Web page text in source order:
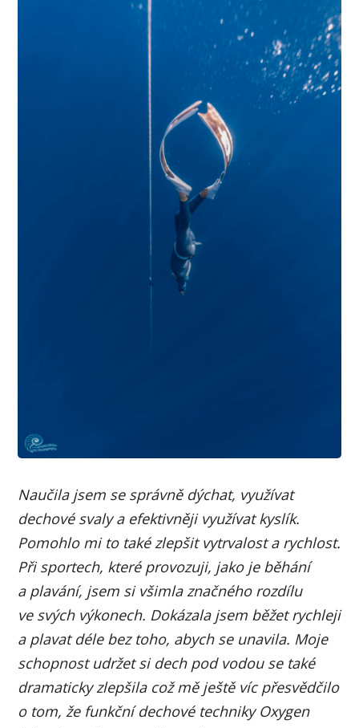
Naučila jsem se správně dýchat, využívat
dechové svaly a efektivněji využívat kyslík.
Pomohlo mi to také zlepšit vytrvalost a rychlost.
Při sportech, které provozuji, jako je běhání
a plavání, jsem si všimla značného rozdílu
ve svých výkonech. Dokázala jsem běžet rychleji
a plavat déle bez toho, abych se unavila. Moje
schopnost udržet si dech pod vodou se také
dramaticky zlepšila což mě ještě víc přesvědčilo
o tom, že funkční dechové techniky Oxygen